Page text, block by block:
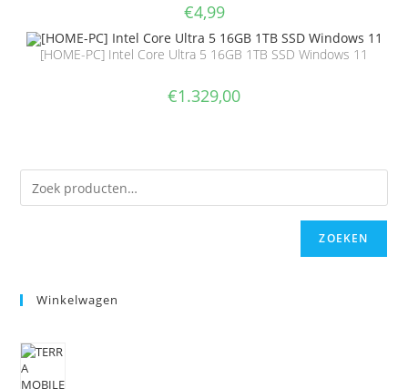
€4,99
[HOME-PC] Intel Core Ultra 5 16GB 1TB SSD Windows 11
€1.329,00
ZOEKEN
Winkelwagen